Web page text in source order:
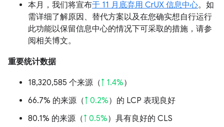
本月，我们将宣布于 11 月底弃用 CrUX 信息中心。如
需详细了解原因、替代方案以及在您确实想自行运行
此功能以保留信息中心的情况下可采取的措施，请参
阅相关博文。
重要统计数据
18,320,585 个来源（↑ 1.4%）
66.7% 的来源（↑ 0.2%）的 LCP 表现良好
80.1% 的来源（↑ 0.5%）具有良好的 CLS